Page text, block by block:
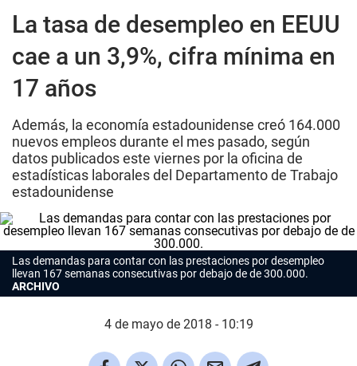
La tasa de desempleo en EEUU
cae a un 3,9%, cifra mínima en
17 años
Además, la economía estadounidense creó 164.000
nuevos empleos durante el mes pasado, según
datos publicados este viernes por la oficina de
estadísticas laborales del Departamento de Trabajo
estadounidense
Las demandas para contar con las prestaciones por desempleo
llevan 167 semanas consecutivas por debajo de de 300.000.
ARCHIVO
4 de mayo de 2018 - 10:19